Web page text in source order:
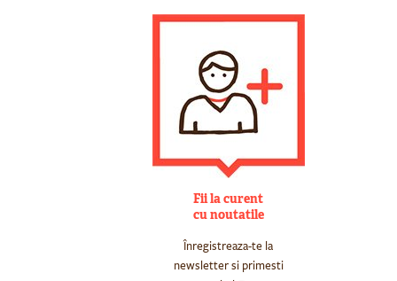
Fii la curent
cu noutatile
Înregistreaza-te la
newsletter si primesti